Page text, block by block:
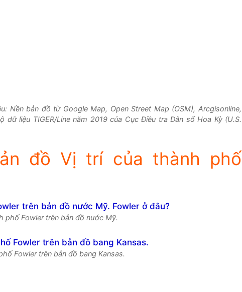
Nền bản đồ từ Google Map, Open Street Map (OSM), Arcgisonline,
liệu TIGER/Line năm 2019 của Cục Điều tra Dân số Hoa Kỳ (U.S.
đồ Vị trí của thành phố
phố Fowler trên bản đồ nước Mỹ.
Fowler trên bản đồ bang Kansas.